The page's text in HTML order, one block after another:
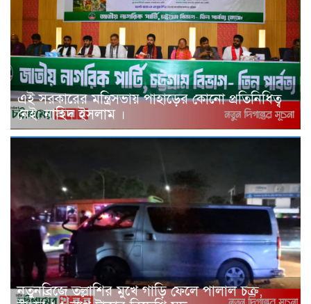
এই সরকারের মন্ত্রিসভায় পাহাড়ের কোনো প্রতিনিধিত্ব
নেই: নাহিদ ইসলাম ।
নতুনব্রিজে তল্লাশির মুখে গাড়ি ফেলে পালাল চক্র,